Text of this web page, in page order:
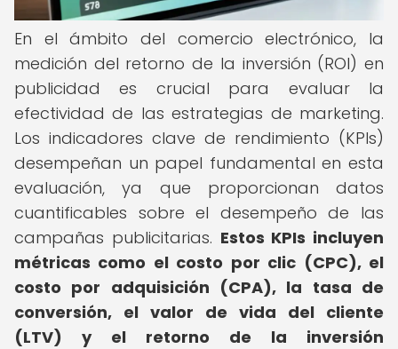
En el ámbito del comercio electrónico, la
medición del retorno de la inversión (ROI) en
publicidad es crucial para evaluar la
efectividad de las estrategias de marketing.
Los indicadores clave de rendimiento (KPIs)
desempeñan un papel fundamental en esta
evaluación, ya que proporcionan datos
cuantificables sobre el desempeño de las
campañas publicitarias. Estos KPIs incluyen
métricas como el costo por clic (CPC), el
costo por adquisición (CPA), la tasa de
conversión, el valor de vida del cliente
(LTV) y el retorno de la inversión